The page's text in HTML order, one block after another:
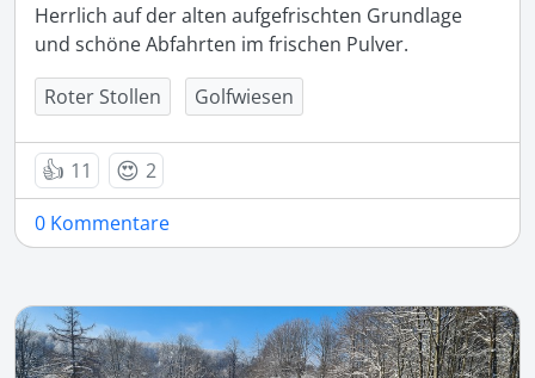
Herrlich auf der alten aufgefrischten Grundlage
und schöne Abfahrten im frischen Pulver.
Roter Stollen
Golfwiesen
👍 11 😍 2
0 Kommentare